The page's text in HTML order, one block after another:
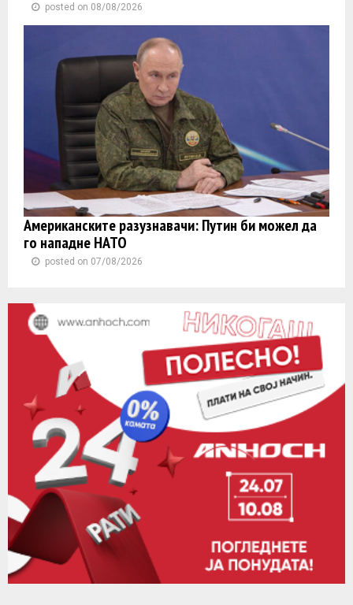
posted on 08/08/2026
Американските разузнавачи: Путин би можел да
го нападне НАТО
posted on 07/08/2026